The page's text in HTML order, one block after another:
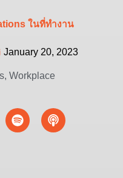
ในที่ทำงาน
January 20, 2023
, Workplace
SpotifyPodcast